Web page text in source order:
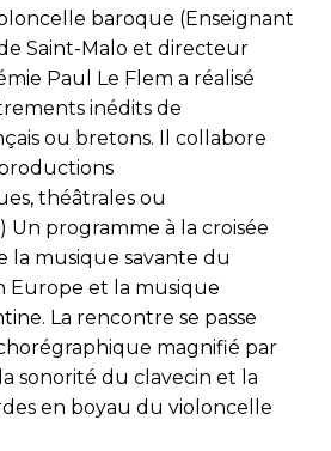
baroque (Enseignant
Saint-Malo et directeur
Paul Le Flem a réalisé
inédits de
ou bretons. Il collabore
théâtrales ou
Un programme à la croisée
la musique savante du
Europe et la musique
La rencontre se passe
magnifié par
sonorité du clavecin et la
en boyau du violoncelle